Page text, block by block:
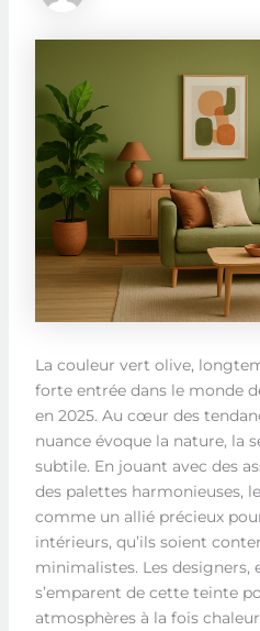
La couleur vert olive,
forte entrée dans le monde
en 2025. Au cœur des
nuance évoque la nature, la
subtile. En jouant avec des
des palettes harmonieuses,
comme un allié précieux
intérieurs, qu’ils soient
minimalistes. Les designers,
s’emparent de cette teinte
atmosphères à la fois